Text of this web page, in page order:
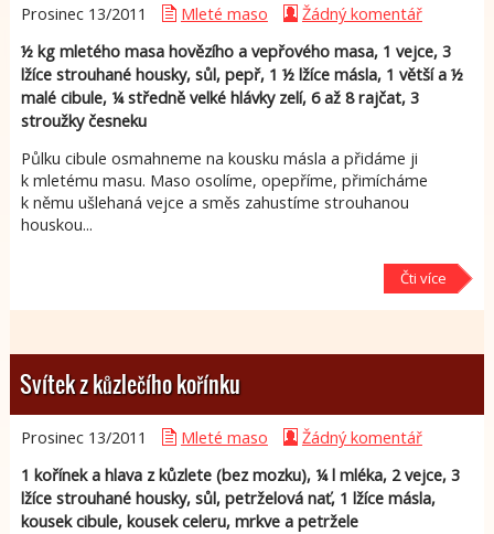
Prosinec 13/2011 Mleté maso
Žádný komentář
½ kg mletého masa hovězího a vepřového masa, 1 vejce, 3
lžíce strouhané housky, sůl, pepř, 1 ½ lžíce másla, 1 větší a ½
malé cibule, ¼ středně velké hlávky zelí, 6 až 8 rajčat, 3
stroužky česneku
Půlku cibule osmahneme na kousku másla a přidáme ji
k mletému masu. Maso osolíme, opepříme, přimícháme
k němu ušlehaná vejce a směs zahustíme strouhanou
houskou...
Čti více
Svítek z kůzlečího kořínku
Prosinec 13/2011 Mleté maso
Žádný komentář
1 kořínek a hlava z kůzlete (bez mozku), ¼ l mléka, 2 vejce, 3
lžíce strouhané housky, sůl, petrželová nať, 1 lžíce másla,
kousek cibule, kousek celeru, mrkve a petržele